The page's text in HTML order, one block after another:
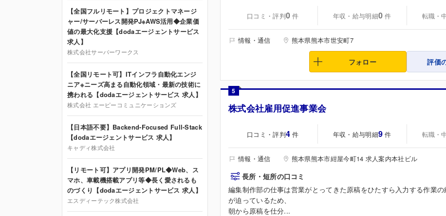
口コミ・評判0 件 年収・給与明細0 件 転職・
情報・通信 熊本県熊本市世安町7
フォロー 評価
5
株式会社雇用促進事業会
口コミ・評判4 件 年収・給与明細9 件 転職・
情報・通信 熊本県熊本市紺屋今町14 求人案内本社ビル
長所・短所の口コミ
編集制作部の仕事は営業がとってきた原稿をひたすら入力する作業
が迫っているため、
朝から原稿を仕分...
【全国フルリモート】プロジェクトマネージ
ャー/サーバーレス開発PJ※AWS活用◆企業価
値の最大化支援【dodaエージェントサービス
求人】
株式会社サーバーワークス
【全国リモート可】ITインフラ自動化エンジ
ニア※ニーズ高まる自動化領域・最新の技術に
携われる【dodaエージェントサービス 求人】
株式会社 エーピーコミュニケーションズ
【日本語不要】Backend-Focused Full-Stack
【dodaエージェントサービス 求人】
キャディ株式会社
【リモート可】アプリ開発PM/PL◆Web、ス
マホ、車載機搭載アプリ等◆長く愛されるも
のづくり【dodaエージェントサービス 求人】
エスディーテック株式会社